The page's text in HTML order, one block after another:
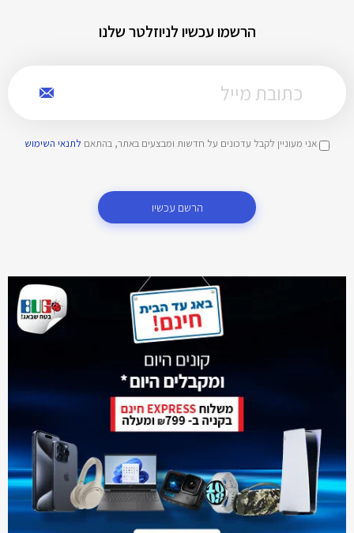
הרשמו עכשיו לניוזלטר שלנו
אני מעוניין לקבל עדכונים על חדשות ומבצעים באתר, בהתאם לתנאי השימוש
הרשם עכשיו